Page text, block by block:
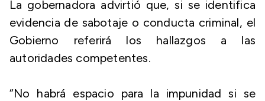
La gobernadora advirtió que, si se identifica
evidencia de sabotaje o conducta criminal, el
Gobierno referirá los hallazgos a las
autoridades competentes.
“No habrá espacio para la impunidad si se